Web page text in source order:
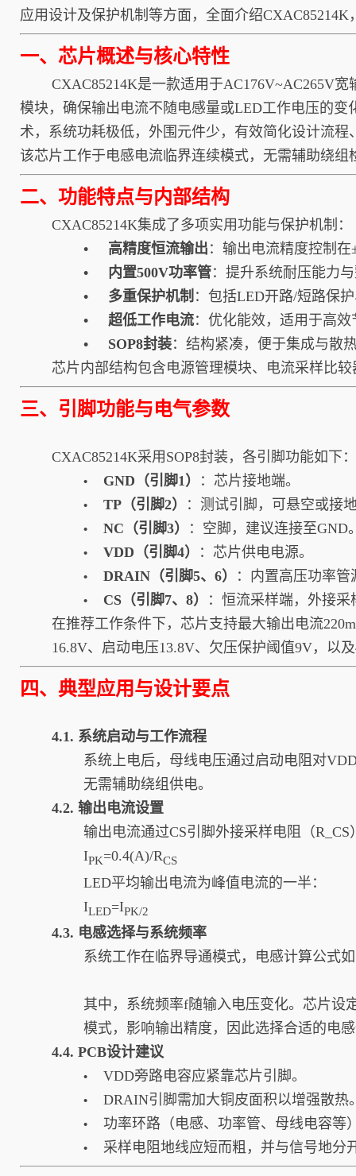
应用设计及保护机制等方面，全面介绍
一、芯片概述与核心特性
CXAC85214K是一款适用于AC176V~AC265V宽
模块，确保输出电流不随电感量或LED工作电压的
术，系统功耗极低，外围元件少，有效简化设计流程
该芯片工作于电感电流临界连续模式，无需辅助绕
二、功能特点与内部结构
CXAC85214K集成了多项实用功能与保护机制：
• 高精度恒流输出 ：输出电流精度控制
• 内置500V功率管：提升系统耐压能力
• 多重保护机制 ：包括LED开路/短路保
• 超低工作电流：优化能效，适用于高
• SOP8封装：结构紧凑，便于集成与散
芯片内部结构包含电源管理模块、电流采样比
三、引脚功能与电气参数
CXAC85214K采用SOP8封装，各引脚功能如下：
• GND（引脚1） ：芯片接地端。
• TP（引脚2） ：测试引脚，可悬空或接
• NC（引脚3） ：空脚，建议连接至GND
• VDD（引脚4） ：芯片供电电源。
• DRAIN（引脚5、6） ：内置高压功率管
• CS（引脚7、8）
：恒流采样端，外接
在推荐工作条件下，芯片支持最大输出电流
16.8V、启动电压13.8V、欠压保护阈值9V，以
四、典型应用与设计要点
4.1. 系统启动与工作流程
系统上电后，母线电压通过启动电阻对
无需辅助绕组供电。
4.2. 输出电流设置
输出电流通过CS引脚外接采样电阻（
IPK​=​0.4​(A)/RCS
LED平均输出电流为峰值电流的一半：
ILED​=IPK​​/2
4.3. 电感选择与系统频率
系统工作在临界导通模式，电感计算公式
其中，系统频率f随输入电压变化。芯片设
模式，影响输出精度，因此选择合适的电
4.4. PCB设计建议
• VDD旁路电容应紧靠芯片引脚。
• DRAIN引脚需加大铜皮面积以增强散热
• 功率环路（电感、功率管、母线电容等
• 采样电阻地线应短而粗，并与信号地分